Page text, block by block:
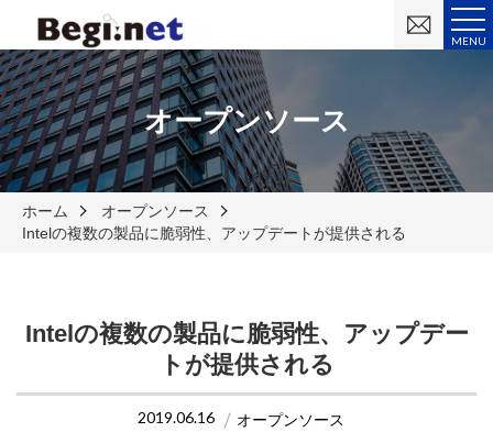
MENU
い
オープンソース
ホーム
オープンソース
Intelの複数の製品に脆弱性、アップデートが提供される
Intelの複数の製品に脆弱性、アップデー
トが提供される
2019.06.16 オープンソース